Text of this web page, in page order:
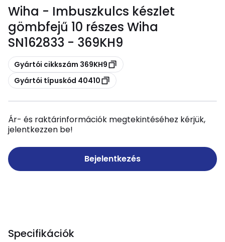
Wiha - Imbuszkulcs készlet
gömbfejű 10 részes Wiha
SN162833 - 369KH9
Másolás
Gyártói cikkszám 369KH9
Másolás
Gyártói típuskód 40410
Ár- és raktárinformációk megtekintéséhez kérjük,
jelentkezzen be!
Bejelentkezés
Specifikációk